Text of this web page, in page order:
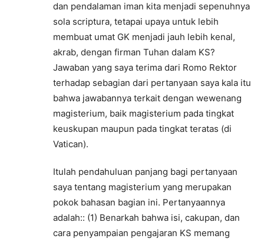
dan pendalaman iman kita menjadi sepenuhnya
sola scriptura, tetapai upaya untuk lebih
membuat umat GK menjadi jauh lebih kenal,
akrab, dengan firman Tuhan dalam KS?
Jawaban yang saya terima dari Romo Rektor
terhadap sebagian dari pertanyaan saya kala itu
bahwa jawabannya terkait dengan wewenang
magisterium, baik magisterium pada tingkat
keuskupan maupun pada tingkat teratas (di
Vatican).
Itulah pendahuluan panjang bagi pertanyaan
saya tentang magisterium yang merupakan
pokok bahasan bagian ini. Pertanyaannya
adalah:: (1) Benarkah bahwa isi, cakupan, dan
cara penyampaian pengajaran KS memang